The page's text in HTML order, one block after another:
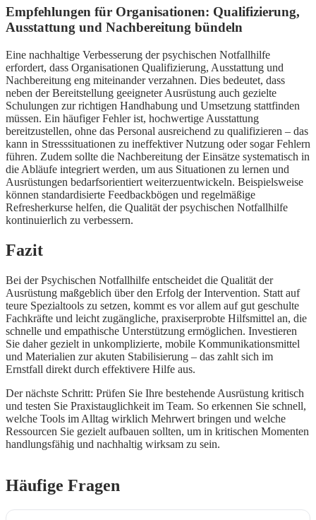
Empfehlungen für Organisationen: Qualifizierung,
Ausstattung und Nachbereitung bündeln
Eine nachhaltige Verbesserung der psychischen Notfallhilfe
erfordert, dass Organisationen Qualifizierung, Ausstattung und
Nachbereitung eng miteinander verzahnen. Dies bedeutet, dass
neben der Bereitstellung geeigneter Ausrüstung auch gezielte
Schulungen zur richtigen Handhabung und Umsetzung stattfinden
müssen. Ein häufiger Fehler ist, hochwertige Ausstattung
bereitzustellen, ohne das Personal ausreichend zu qualifizieren – das
kann in Stresssituationen zu ineffektiver Nutzung oder sogar Fehlern
führen. Zudem sollte die Nachbereitung der Einsätze systematisch in
die Abläufe integriert werden, um aus Situationen zu lernen und
Ausrüstungen bedarfsorientiert weiterzuentwickeln. Beispielsweise
können standardisierte Feedbackbögen und regelmäßige
Refresherkurse helfen, die Qualität der psychischen Notfallhilfe
kontinuierlich zu verbessern.
Fazit
Bei der Psychischen Notfallhilfe entscheidet die Qualität der
Ausrüstung maßgeblich über den Erfolg der Intervention. Statt auf
teure Spezialtools zu setzen, kommt es vor allem auf gut geschulte
Fachkräfte und leicht zugängliche, praxiserprobte Hilfsmittel an, die
schnelle und empathische Unterstützung ermöglichen. Investieren
Sie daher gezielt in unkomplizierte, mobile Kommunikationsmittel
und Materialien zur akuten Stabilisierung – das zahlt sich im
Ernstfall direkt durch effektivere Hilfe aus.
Der nächste Schritt: Prüfen Sie Ihre bestehende Ausrüstung kritisch
und testen Sie Praxistauglichkeit im Team. So erkennen Sie schnell,
welche Tools im Alltag wirklich Mehrwert bringen und welche
Ressourcen Sie gezielt aufbauen sollten, um in kritischen Momenten
handlungsfähig und nachhaltig wirksam zu sein.
Häufige Fragen